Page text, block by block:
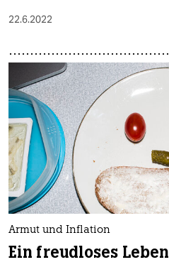
22.6.2022
Armut und Inflation
Ein freudloses Leben